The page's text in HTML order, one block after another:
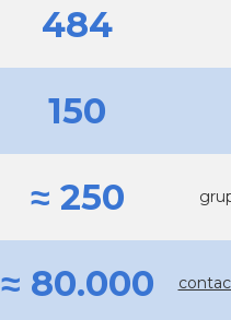
484
150
≈ 250
≈ 80.000